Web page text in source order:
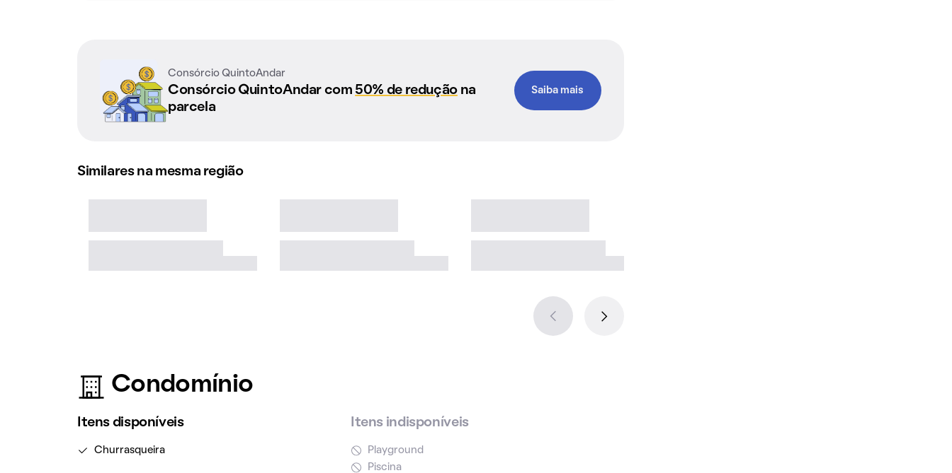
Consórcio QuintoAndar
Consórcio QuintoAndar com 50% de reduçãona
parcela
Saiba mais
Similares na mesma região
Condomínio
Itens disponíveis
Churrasqueira
Itens indisponíveis
Playground
Piscina